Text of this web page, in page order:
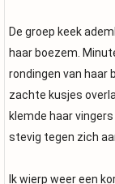
De groep keek
haar boezem.
rondingen van haar
zachte kusjes
klemde haar
stevig tegen zich
Ik wierp weer een